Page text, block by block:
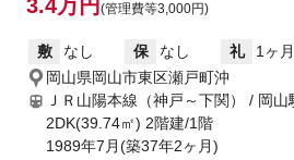
3.4万円 (管理費等3,000円)
敷 なし 保 なし 礼
1ヶ月
岡山県岡山市東区瀬戸町沖
ＪＲ山陽本線（神戸～下関） / 岡山
2DK(39.74㎡) 2階建/1階
1989年7月(築37年2ヶ月)